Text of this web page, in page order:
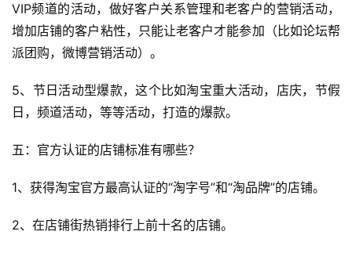
VIP频道的活动，做好客户关系管理和老客户的营销活动，
增加店铺的客户粘性，只能让老客户才能参加（比如论坛帮
派团购，微博营销活动）。
5、节日活动型爆款，这个比如淘宝重大活动，店庆，节假
日，频道活动，等等活动，打造的爆款。
五：官方认证的店铺标准有哪些？
1、获得淘宝官方最高认证的“淘字号”和“淘品牌”的店铺。
2、在店铺街热销排行上前十名的店铺。